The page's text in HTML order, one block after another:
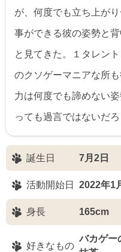
が、何度でも立ち上が
事ができる彼の姿勢と
と見てきた。１タレン
のクソゲーマニアな所
力は何度でも諦めない
っても過言ではないだろ
誕生日 7月2日
活動開始日 2022年1
身長 165cm
好きなもの
バカゲー